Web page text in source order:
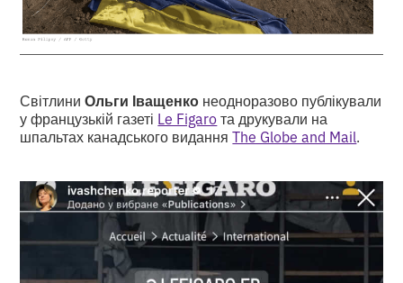
Світлини Ольги Іващенко неодноразово публікували
у французькій газеті Le Figaroта друкували на
шпальтах канадського виданняThe Globe and Mail.